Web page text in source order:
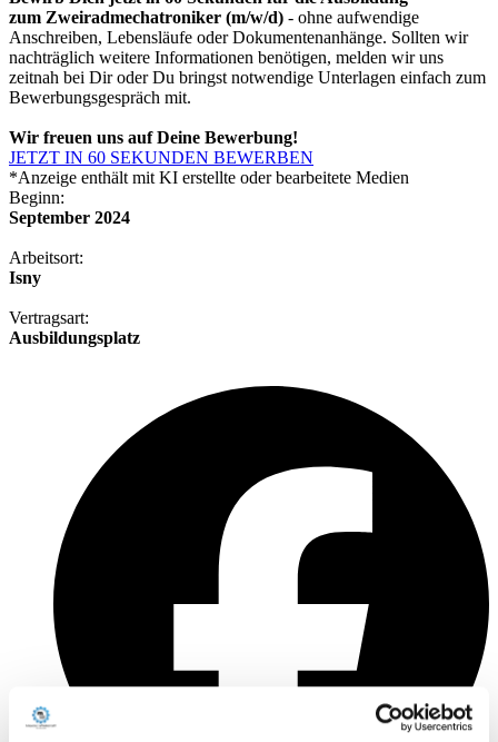
zum Zweiradmechatroniker (m/w/d) - ohne aufwendige
Anschreiben, Lebensläufe oder Dokumentenanhänge. Sollten wir
nachträglich weitere Informationen benötigen, melden wir uns
zeitnah bei Dir oder Du bringst notwendige Unterlagen einfach zum
Bewerbungsgespräch mit.
Wir freuen uns auf Deine Bewerbung!
JETZT IN 60 SEKUNDEN BEWERBEN
*Anzeige enthält mit KI erstellte oder bearbeitete Medien
Beginn:
September 2024
Arbeitsort:
Isny
Vertragsart:
Ausbildungsplatz